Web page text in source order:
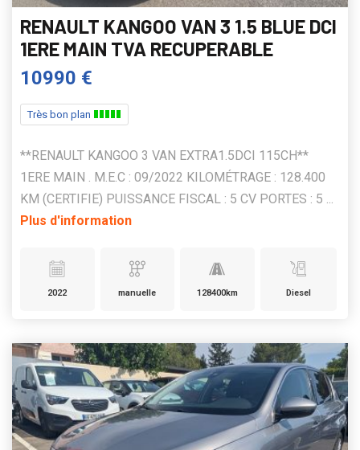
RENAULT KANGOO VAN 3 1.5 BLUE DCI
1ERE MAIN TVA RECUPERABLE
10990 €
Très bon plan
**RENAULT KANGOO 3 VAN EXTRA1.5DCI 115CH**
1ERE MAIN . M.E.C : 09/2022 KILOMÉTRAGE : 128.400
KM (CERTIFIE) PUISSANCE FISCAL : 5 CV PORTES : 5 ...
Plus d'information
2022 manuelle 128400km Diesel